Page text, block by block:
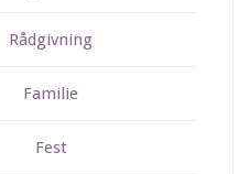
Rådgivning
Familie
Fest